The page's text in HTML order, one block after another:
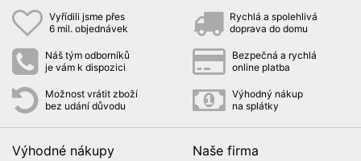
Vyřídili jsme přes
6 mil. objednávek
Rychlá a spolehlivá
doprava do domu
Náš tým odborníků
je vám k dispozici
Bezpečná a rychlá
online platba
Možnost vrátit zboží
bez udání důvodu
Výhodný nákup
na splátky
Výhodné nákupy Naše firma